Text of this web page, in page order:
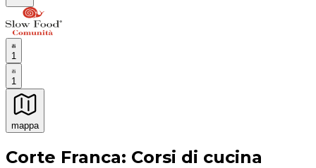
1
1
mappa
Esperienze culinarie indimenticabili: Esperienze
Corte Franca: Corsi di cucina